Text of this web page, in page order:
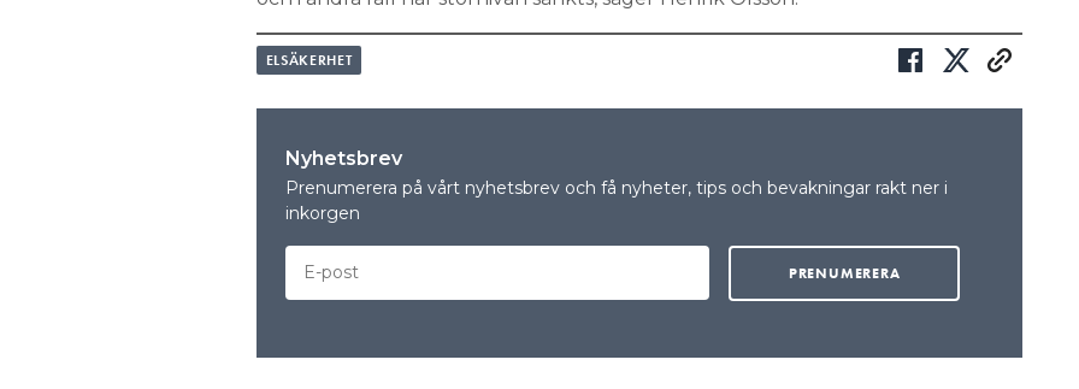
ELSÄKERHET
Nyhetsbrev
Prenumerera på vårt nyhetsbrev och få nyheter, tips och bevakningar rakt ner i
inkorgen